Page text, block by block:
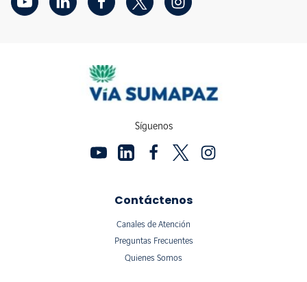
Síguenos
Contáctenos
Canales de Atención
Preguntas Frecuentes
Quienes Somos